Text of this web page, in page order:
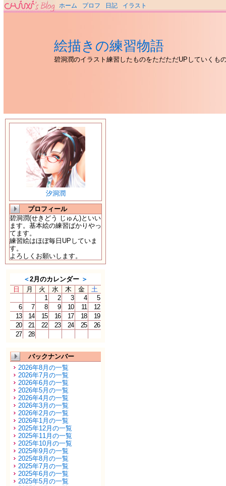
ホーム プロフ 日記 イラスト
絵描きの練習物語
碧洞潤のイラスト練習したものをただただUPしていくも
汐洞潤
プロフィール
碧洞潤(せきどう じゅん)といい
ます。基本絵の練習ばかりやっ
てます。
練習絵はほぼ毎日UPしていま
す。
よろしくお願いします。
＜2月のカレンダー ＞
日
月 火 水 木 金
土
1
2 3 4
5
6
7 8 9 10 11
12
13
14 15 16 17 18
19
20
21 22 23 24 25
26
27
28
バックナンバー
2026年8月の一覧
2026年7月の一覧
2026年6月の一覧
2026年5月の一覧
2026年4月の一覧
2026年3月の一覧
2026年2月の一覧
2026年1月の一覧
2025年12月の一覧
2025年11月の一覧
2025年10月の一覧
2025年9月の一覧
2025年8月の一覧
2025年7月の一覧
2025年6月の一覧
2025年5月の一覧